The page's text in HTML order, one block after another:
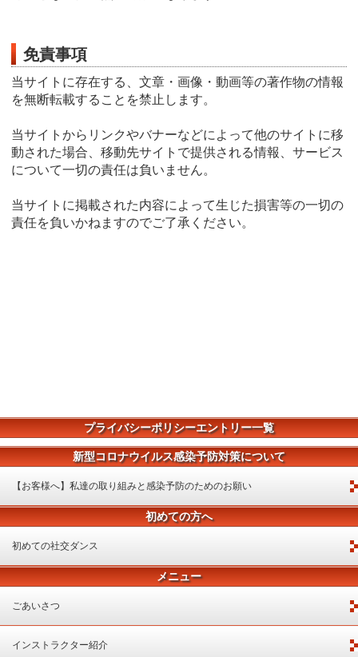
免責事項
当サイトに存在する、文章・画像・動画等の著作物の情報
を無断転載することを禁止します。
当サイトからリンクやバナーなどによって他のサイトに移
動された場合、移動先サイトで提供される情報、サービス
について一切の責任は負いません。
当サイトに掲載された内容によって生じた損害等の一切の
責任を負いかねますのでご了承ください。
プライバシーポリシーエントリー一覧
新型コロナウイルス感染予防対策について
【お客様へ】私達の取り組みと感染予防のためのお願い
初めての方へ
初めての社交ダンス
メニュー
ごあいさつ
インストラクター紹介